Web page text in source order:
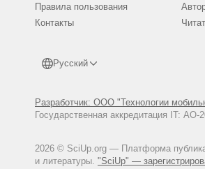
Правила пользования
Контакты
Русский
Разработчик: ООО "Технологии
Государственная аккредитация IT:
2026 © SciUp.org — Платформа
и литературы. "SciUp" —